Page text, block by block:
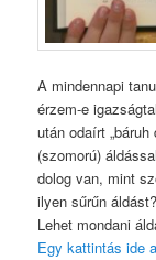
A mindennapi
érzem-e
után odaírt „báruh
(szomorú)
dolog van, mint
ilyen sűrűn áldást?
Lehet mondani
Egy kattintás ide